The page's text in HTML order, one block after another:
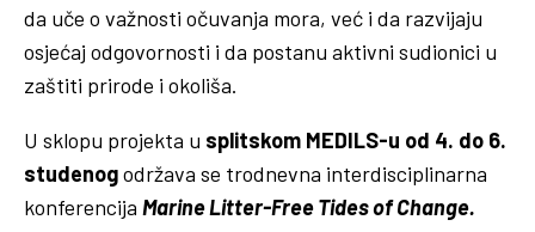
da uče o važnosti očuvanja mora, već i da razvijaju
osjećaj odgovornosti i da postanu aktivni sudionici u
zaštiti prirode i okoliša.
U sklopu projekta u splitskom MEDILS-u od 4. do 6.
studenogodržava se trodnevna interdisciplinarna
konferencija Marine Litter-Free Tides of Change.